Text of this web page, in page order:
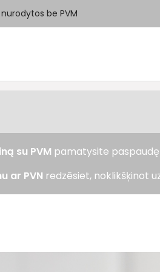
be PVM
su PVM pamatysite paspaudę
ar PVN redzēsiet, noklikšķinot